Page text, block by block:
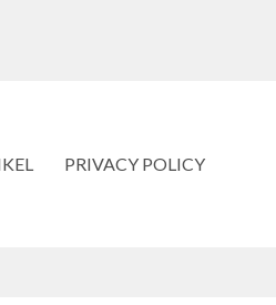
PRIVACY POLICY